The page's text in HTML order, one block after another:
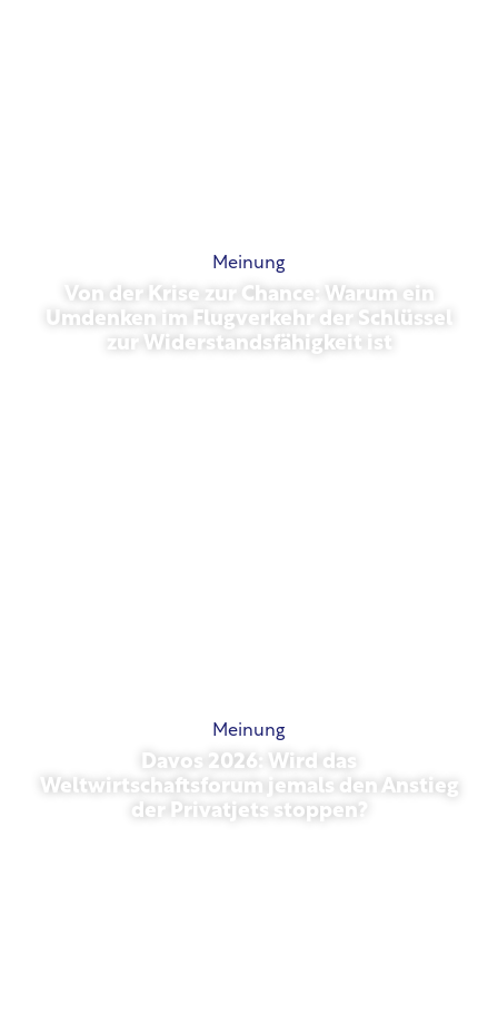
Meinung
Von der Krise zur Chance: Warum ein
Umdenken im Flugverkehr der Schlüssel
zur Widerstandsfähigkeit ist
Meinung
Davos 2026: Wird das
Weltwirtschaftsforum jemals den Anstieg
der Privatjets stoppen?